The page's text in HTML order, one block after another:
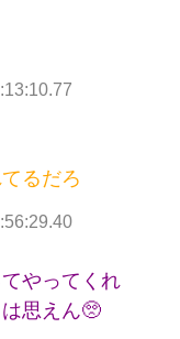
るだろ
やってくれ
思えん🥺